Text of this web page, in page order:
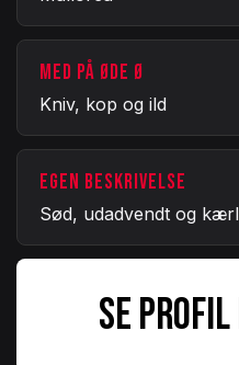
MED PÅ ØDE Ø
Kniv, kop og ild
EGEN BESKRIVELSE
Sød, udadvendt og
SE